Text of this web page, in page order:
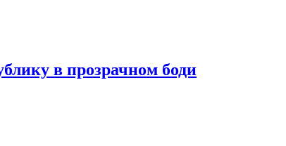
в прозрачном боди